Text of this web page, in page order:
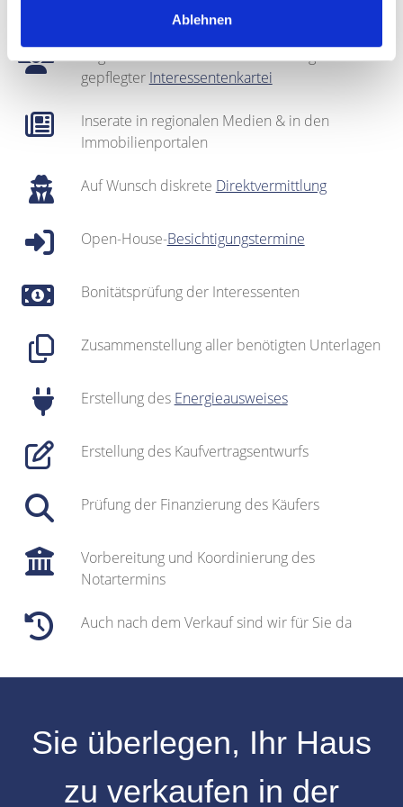
Ablehnen
Regionales Netzwerk inklusive sehr gut
gepflegter Interessentenkartei
Inserate in regionalen Medien & in den
Immobilienportalen
Auf Wunsch diskrete Direktvermittlung
Open-House-Besichtigungstermine
Bonitätsprüfung der Interessenten
Zusammenstellung aller benötigten Unterlagen
Erstellung des Energieausweises
Erstellung des Kaufvertragsentwurfs
Prüfung der Finanzierung des Käufers
Vorbereitung und Koordinierung des
Notartermins
Auch nach dem Verkauf sind wir für Sie da
Sie überlegen, Ihr Haus
zu verkaufen in der